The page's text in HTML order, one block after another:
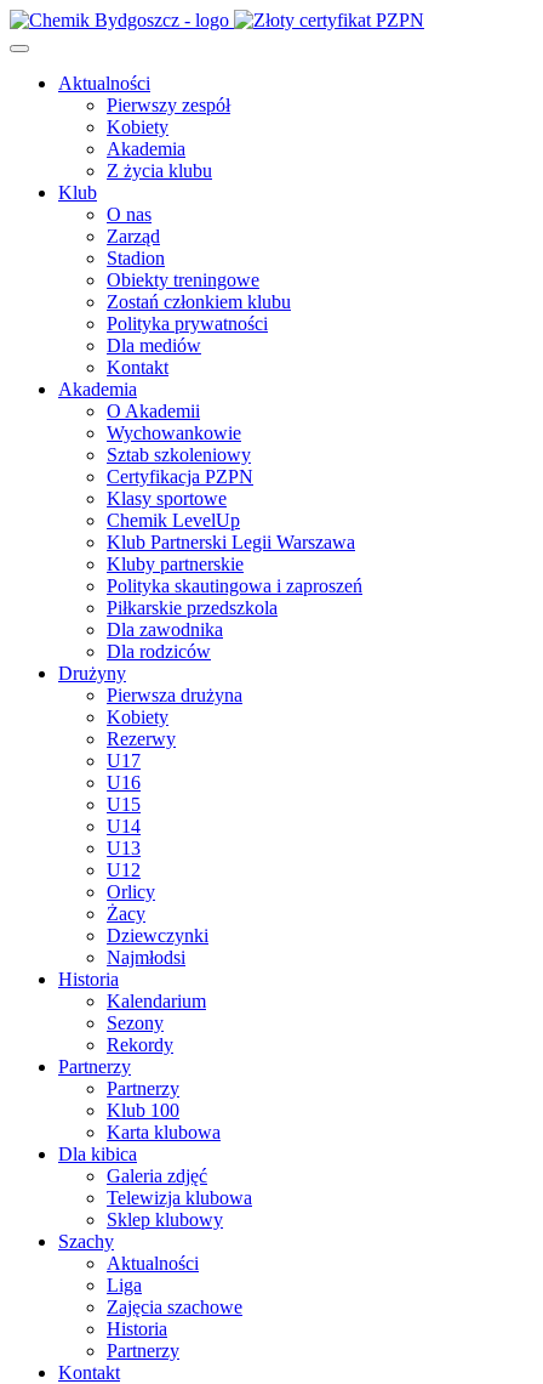
Aktualności
Pierwszy zespół
Kobiety
Akademia
Z życia klubu
Klub
O nas
Zarząd
Stadion
Obiekty treningowe
Zostań członkiem klubu
Polityka prywatności
Dla mediów
Kontakt
Akademia
O Akademii
Wychowankowie
Sztab szkoleniowy
Certyfikacja PZPN
Klasy sportowe
Chemik LevelUp
Klub Partnerski Legii Warszawa
Kluby partnerskie
Polityka skautingowa i zaproszeń
Piłkarskie przedszkola
Dla zawodnika
Dla rodziców
Drużyny
Pierwsza drużyna
Kobiety
Rezerwy
U17
U16
U15
U14
U13
U12
Orlicy
Żacy
Dziewczynki
Najmłodsi
Historia
Kalendarium
Sezony
Rekordy
Partnerzy
Partnerzy
Klub 100
Karta klubowa
Dla kibica
Galeria zdjęć
Telewizja klubowa
Sklep klubowy
Szachy
Aktualności
Liga
Zajęcia szachowe
Historia
Partnerzy
Kontakt